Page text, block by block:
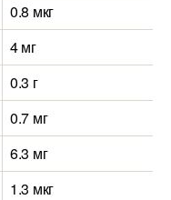
0.8 мкг
4 мг
0.3 г
0.7 мг
6.3 мг
1.3 мкг